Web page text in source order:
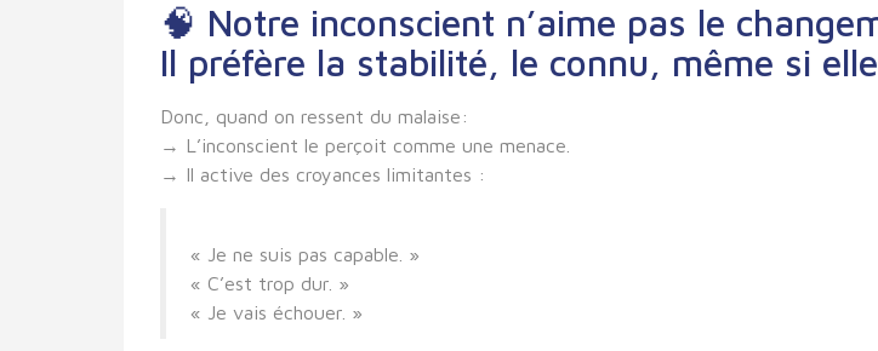
🧠 Notre inconscient n’aime pas le
Il préfère la stabilité, le connu, même si
Donc, quand on ressent du malaise:
→ L’inconscient le perçoit comme une menace
→ Il active des croyances limitantes :
« Je ne suis pas capable. »
« C’est trop dur. »
« Je vais échouer. »